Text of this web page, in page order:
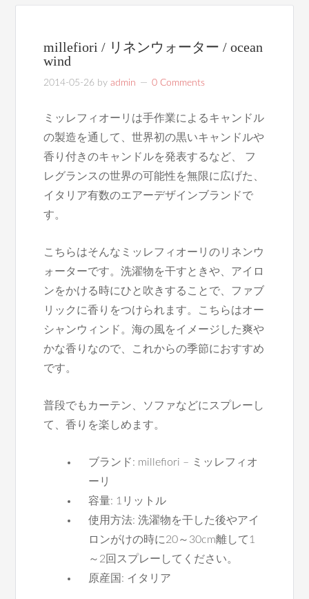
millefiori / リネンウォーター / ocean
wind
2014-05-26 byadmin 0 Comments
ミッレフィオーリは手作業によるキャンドル
の製造を通して、世界初の黒いキャンドルや
香り付きのキャンドルを発表するなど、 フ
レグランスの世界の可能性を無限に広げた、
イタリア有数のエアーデザインブランドで
す。
こちらはそんなミッレフィオーリのリネンウ
ォーターです。洗濯物を干すときや、アイロ
ンをかける時にひと吹きすることで、ファブ
リックに香りをつけられます。こちらはオー
シャンウィンド。海の風をイメージした爽や
かな香りなので、これからの季節におすすめ
です。
普段でもカーテン、ソファなどにスプレーし
て、香りを楽しめます。
ブランド: millefiori – ミッレフィオ
ーリ
容量: 1リットル
使用方法: 洗濯物を干した後やアイ
ロンがけの時に20～30cm離して1
～2回スプレーしてください。
原産国: イタリア